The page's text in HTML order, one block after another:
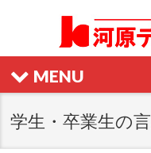
MENU
学生・卒業生の